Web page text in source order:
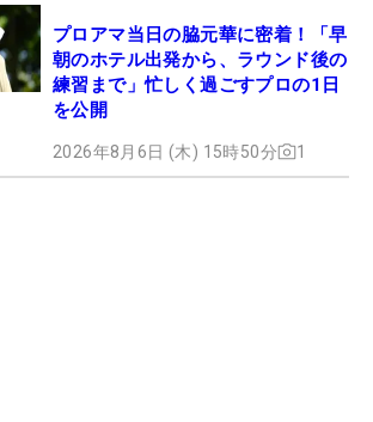
プロアマ当日の脇元華に密着！「早
朝のホテル出発から、ラウンド後の
練習まで」忙しく過ごすプロの1日
を公開
2026年8月6日 (木) 15時50分 1